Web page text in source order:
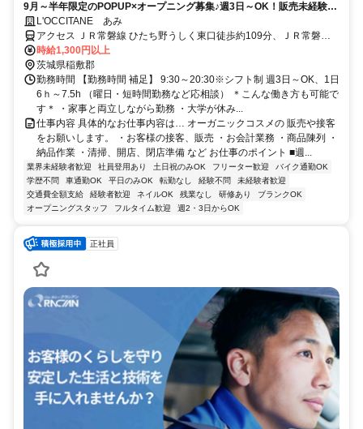
9月～半年限定のPOPUP×オープニング募集♪週3日～OK！販売未経験大
歓迎◎L'OCCITANE あみ
アクセス ＪＲ常磐線 ひたち野うしく東口徒歩約109分、ＪＲ常磐線
荒川沖東口徒歩約113分
時給1,300円以上
茨城県稲敷郡
勤務時間 【勤務時間 補足】 9:30～20:30※シフト制 週3日～OK、1日
6ｈ～7.5h （曜日・短時間勤務など応相談） ＊こんな働き方も可能で
す＊ ・家事と両立しながら勤務 ・大学が休み...
仕事内容 具体的なお仕事内容は… オーガニックコスメの 販売や接客
をお願いします。 ・お客様の接客、販売 ・お会計業務 ・商品陳列 ・
納品作業 ・清掃、開店、閉店準備 など お仕事のポイント ■週...
業界未経験者歓迎 社員登用あり 土日祝のみOK フリーター歓迎
バイク通勤OK
学歴不問
車通勤OK 平日のみOK 転勤なし 経験不問
未経験者歓迎
交通費全額支給
経験者歓迎 ネイルOK 残業なし 研修あり
ブランクOK
オープニングスタッフ
フルタイム歓迎 週2・3日からOK
正社員